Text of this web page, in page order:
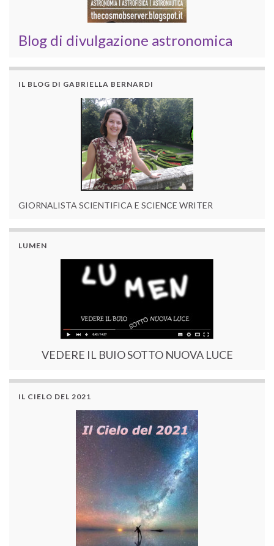
Blog di divulgazione astronomica
IL BLOG DI GABRIELLA BERNARDI
GIORNALISTA SCIENTIFICA E SCIENCE WRITER
LUMEN
VEDERE IL BUIO SOTTO NUOVA LUCE
IL CIELO DEL 2021